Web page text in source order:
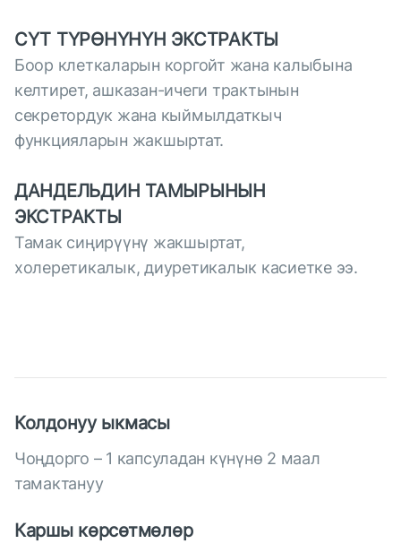
СҮТ ТҮРӨНҮНҮН ЭКСТРАКТЫ
Боор клеткаларын коргойт жана калыбына
келтирет, ашказан-ичеги трактынын
секретордук жана кыймылдаткыч
функцияларын жакшыртат.
ДАНДЕЛЬДИН ТАМЫРЫНЫН
ЭКСТРАКТЫ
Тамак сиңирүүнү жакшыртат,
холеретикалык, диуретикалык касиетке ээ.
Колдонуу ыкмасы
Чоңдорго – 1 капсуладан күнүнө 2 маал
тамактануу
Каршы көрсөтмөлөр